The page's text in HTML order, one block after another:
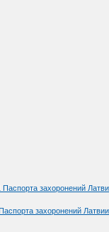
захоронений
захоронений